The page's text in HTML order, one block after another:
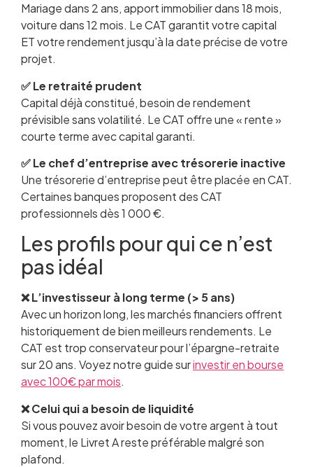
Mariage dans 2 ans, apport immobilier dans 18 mois,
voiture dans 12 mois. Le CAT garantit votre capital
ET votre rendement jusqu’à la date précise de votre
projet.
✅ Le retraité prudent
Capital déjà constitué, besoin de rendement
prévisible sans volatilité. Le CAT offre une « rente »
courte terme avec capital garanti.
✅ Le chef d’entreprise avec trésorerie inactive
Une trésorerie d’entreprise peut être placée en CAT.
Certaines banques proposent des CAT
professionnels dès 1 000 €.
Les profils pour qui ce n’est
pas idéal
❌ L’investisseur à long terme (> 5 ans)
Avec un horizon long, les marchés financiers offrent
historiquement de bien meilleurs rendements. Le
CAT est trop conservateur pour l’épargne-retraite
sur 20 ans. Voyez notre guide surinvestir en bourse
avec 100€ par mois.
❌ Celui qui a besoin de liquidité
Si vous pouvez avoir besoin de votre argent à tout
moment, le Livret A reste préférable malgré son
plafond.